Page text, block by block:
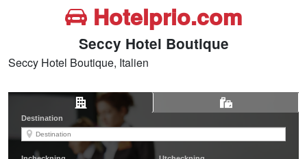
Hotelprio.com
Seccy Hotel Boutique
Seccy Hotel Boutique, Italien